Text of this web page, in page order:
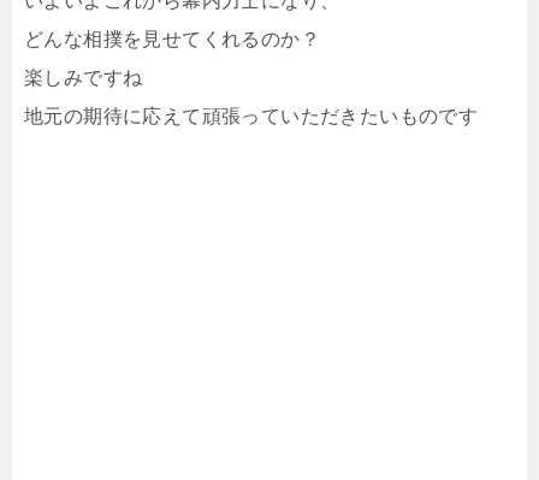
どんな相撲を見せてくれるのか？
楽しみですね
地元の期待に応えて頑張っていただきたいものです